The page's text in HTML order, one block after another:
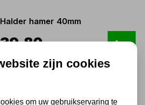
Halder hamer 40mm
39,80
Kunststof hamer 50mm
zijn cookies
om uw gebruikservaring te